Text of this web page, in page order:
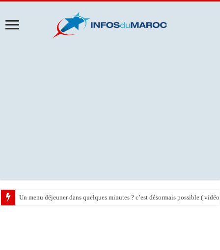
Un menu déjeuner dans quelques minutes ? c’est désormais possible (